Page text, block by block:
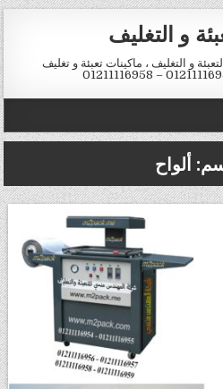
و التغليف
و التغليف ، ماكينات تعبئة و تغليف
ألواح